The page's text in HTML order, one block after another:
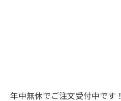
年中無休でご注文受付中です！